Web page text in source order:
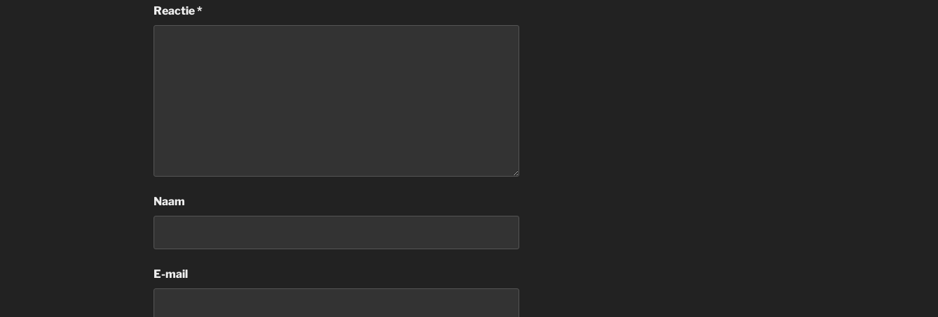
Reactie*
Naam
E-mail